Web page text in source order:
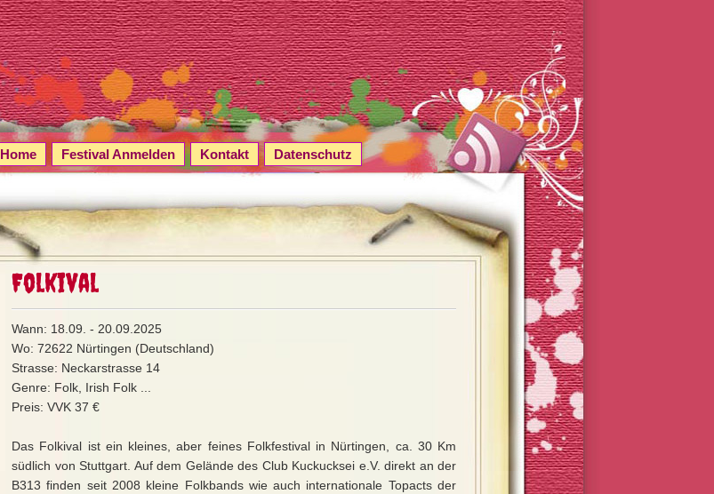
Home Festival Anmelden Kontakt Datenschutz
Folkival
Wann: 18.09. - 20.09.2025
Wo: 72622 Nürtingen (Deutschland)
Strasse: Neckarstrasse 14
Genre: Folk, Irish Folk ...
Preis: VVK 37 €
Das Folkival ist ein kleines, aber feines Folkfestival in Nürtingen, ca. 30 Km
südlich von Stuttgart. Auf dem Gelände des Club Kuckucksei e.V. direkt an der
B313 finden seit 2008 kleine Folkbands wie auch internationale Topacts der